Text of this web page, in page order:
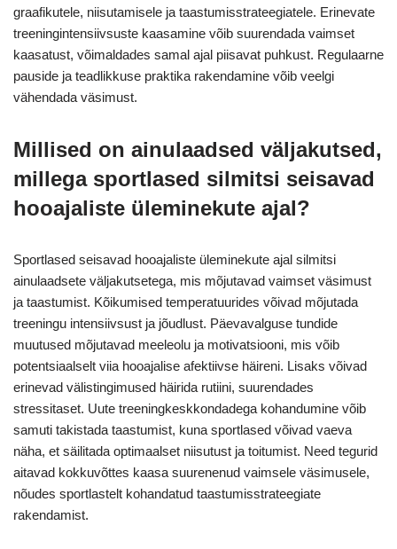
graafikutele, niisutamisele ja taastumisstrateegiatele. Erinevate
treeningintensiivsuste kaasamine võib suurendada vaimset
kaasatust, võimaldades samal ajal piisavat puhkust. Regulaarne
pauside ja teadlikkuse praktika rakendamine võib veelgi
vähendada väsimust.
Millised on ainulaadsed väljakutsed,
millega sportlased silmitsi seisavad
hooajaliste üleminekute ajal?
Sportlased seisavad hooajaliste üleminekute ajal silmitsi
ainulaadsete väljakutsetega, mis mõjutavad vaimset väsimust
ja taastumist. Kõikumised temperatuurides võivad mõjutada
treeningu intensiivsust ja jõudlust. Päevavalguse tundide
muutused mõjutavad meeleolu ja motivatsiooni, mis võib
potentsiaalselt viia hooajalise afektiivse häireni. Lisaks võivad
erinevad välistingimused häirida rutiini, suurendades
stressitaset. Uute treeningkeskkondadega kohandumine võib
samuti takistada taastumist, kuna sportlased võivad vaeva
näha, et säilitada optimaalset niisutust ja toitumist. Need tegurid
aitavad kokkuvõttes kaasa suurenenud vaimsele väsimusele,
nõudes sportlastelt kohandatud taastumisstrateegiate
rakendamist.